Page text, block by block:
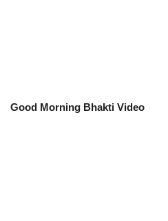
Good Morning Bhakti Video